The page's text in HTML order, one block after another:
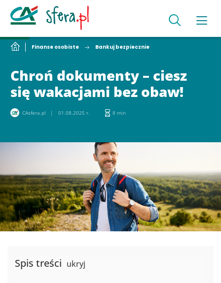
Finanse osobiste Bankuj bezpiecznie
Chroń dokumenty – ciesz
się wakacjami bez obaw!
CAsfera.pl 01.08.2025 r. 8 min
Spis treści ukryj